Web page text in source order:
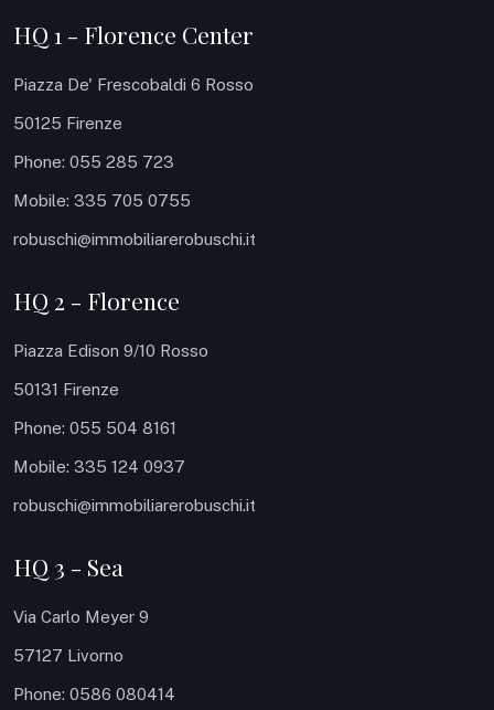
HQ 1 - Florence Center
Piazza De' Frescobaldi 6 Rosso
50125 Firenze
Phone: 055 285 723
Mobile: 335 705 0755
robuschi@immobiliarerobuschi.it
HQ 2 - Florence
Piazza Edison 9/10 Rosso
50131 Firenze
Phone: 055 504 8161
Mobile: 335 124 0937
robuschi@immobiliarerobuschi.it
HQ 3 - Sea
Via Carlo Meyer 9
57127 Livorno
Phone: 0586 080414